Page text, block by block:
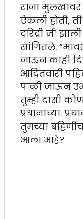
राजा
ऐकली होती,
दरिद्री जी
सांगितले.
जाऊन काही
आदितवारी
पाळी जाऊन
तुम्ही दासी
प्रधानाच्या.
तुमच्या
आला आहे?